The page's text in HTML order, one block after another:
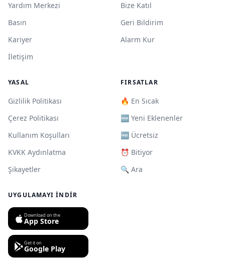
Yardım Merkezi
Basın
Kariyer
İletişim
Bize Katıl
Geri Bildirim
Alarm Kur
YASAL
Gizlilik Politikası
Çerez Politikası
Kullanım Koşulları
KVKK Aydınlatma
Şikayetler
FIRSATLAR
🔥 En Sıcak
🆕 Yeni Eklenenler
🆓 Ücretsiz
⏰ Bitiyor
🔍 Ara
UYGULAMAYI İNDIR
Download on the
App Store
Get it on
Google Play